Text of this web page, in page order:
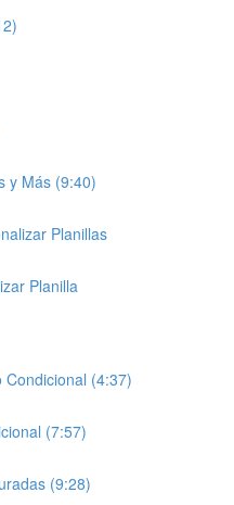
y Más (9:40)
Planillas
Planilla
(4:37)
(7:57)
(9:28)